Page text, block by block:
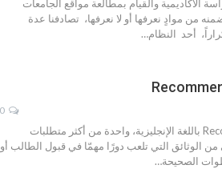
الأكاديمية والقيام بمطالعة مواقع الجامعات
من موادٍ نعرفها أو لا نعرفها، تصادفنا عدة
أحد النظام…
تعدّ رسالة التوصية أو Recommendation Letter باللغة الإنجليزية، واحدة من أكثر متطلبات
الوثائق التي تلعب دورًا مهمّا في قبول الطالب أو
الصحيحة…